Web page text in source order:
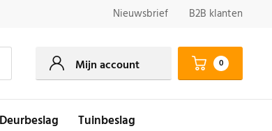
Nieuwsbrief B2B klanten
Mijn account 0
Deurbeslag Tuinbeslag